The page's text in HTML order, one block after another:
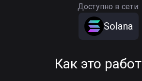
Доступно в сети:
Solana
Как это